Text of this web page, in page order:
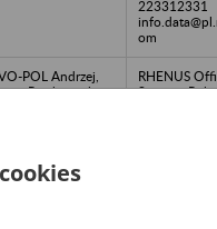
223312331
om
POL Andrzej,
Piechowiak
RHENUS
Systems